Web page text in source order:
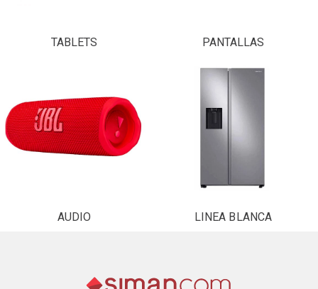
TABLETS PANTALLAS
AUDIO LINEA BLANCA